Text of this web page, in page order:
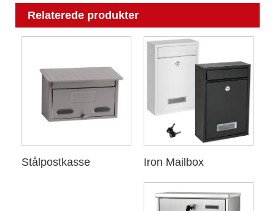
Relaterede produkter
Stålpostkasse Iron Mailbox